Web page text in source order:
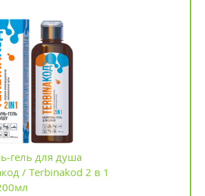
гель для душа
/ Terbinakod 2 в 1